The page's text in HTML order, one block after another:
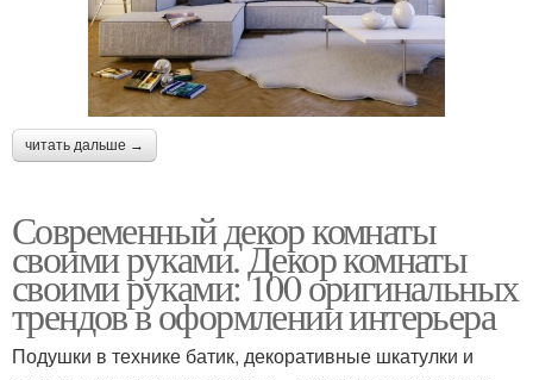
читать дальше →
Современный декор комнаты
своими руками. Декор комнаты
своими руками: 100 оригинальных
трендов в оформлении интерьера
Подушки в технике батик, декоративные шкатулки и